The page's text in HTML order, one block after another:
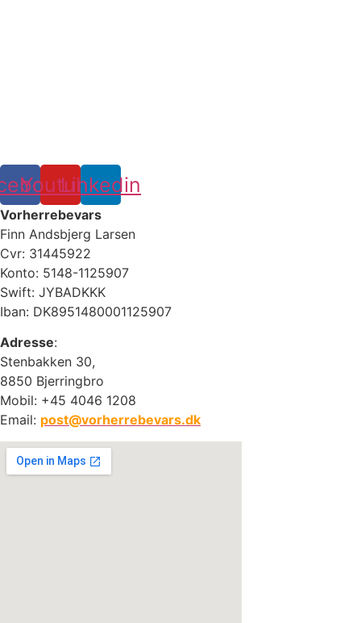
YoutubeLinkedin
Vorherrebevars
Finn Andsbjerg Larsen
Cvr: 31445922
Konto: 5148-1125907
Swift: JYBADKKK
Iban: DK8951480001125907
Adresse:
Stenbakken 30,
8850 Bjerringbro
Mobil: +45 4046 1208
Email: post@vorherrebevars.dk